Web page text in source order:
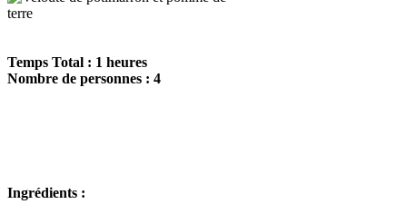
Temps Total : 1 heures
Nombre de personnes : 4
Ingrédients :